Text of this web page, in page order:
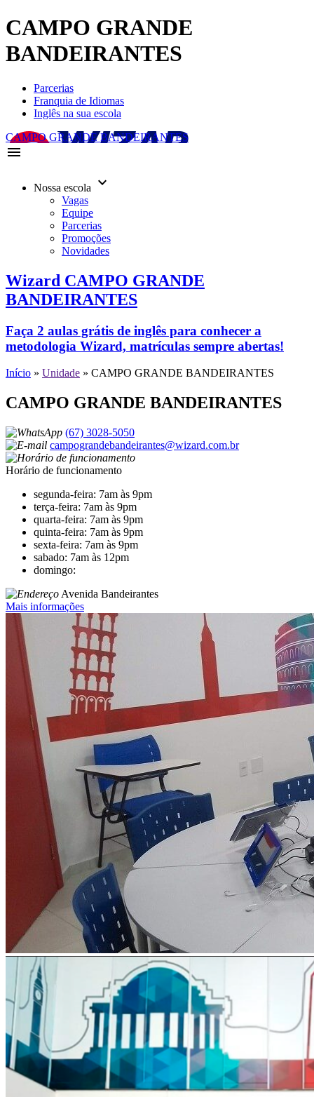
CAMPO GRANDE
BANDEIRANTES
Parcerias
Franquia de Idiomas
Inglês na sua escola
CAMPO GRANDE BANDEIRANTES
menu
Nossa escola keyboard_arrow_down
Vagas
Equipe
Parcerias
Promoções
Novidades
Wizard CAMPO GRANDE
BANDEIRANTES
Faça 2 aulas grátis de inglês para conhecer a
metodologia Wizard, matrículas sempre abertas!
Início » Unidade » CAMPO GRANDE BANDEIRANTES
CAMPO GRANDE BANDEIRANTES
(67) 3028-5050
campograndebandeirantes@wizard.com.br
Horário de funcionamento
segunda-feira: 7am às 9pm
terça-feira: 7am às 9pm
quarta-feira: 7am às 9pm
quinta-feira: 7am às 9pm
sexta-feira: 7am às 9pm
sabado: 7am às 12pm
domingo:
Avenida Bandeirantes
Mais informações